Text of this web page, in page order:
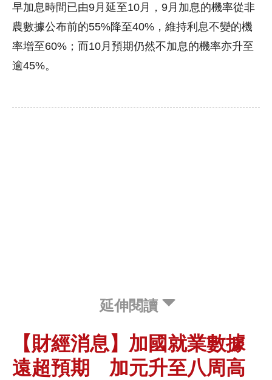
早加息時間已由9月延至10月，9月加息的機率從非
農數據公布前的55%降至40%，維持利息不變的機
率增至60%；而10月預期仍然不加息的機率亦升至
逾45%。
延伸閱讀
【財經消息】加國就業數據
遠超預期 加元升至八周高